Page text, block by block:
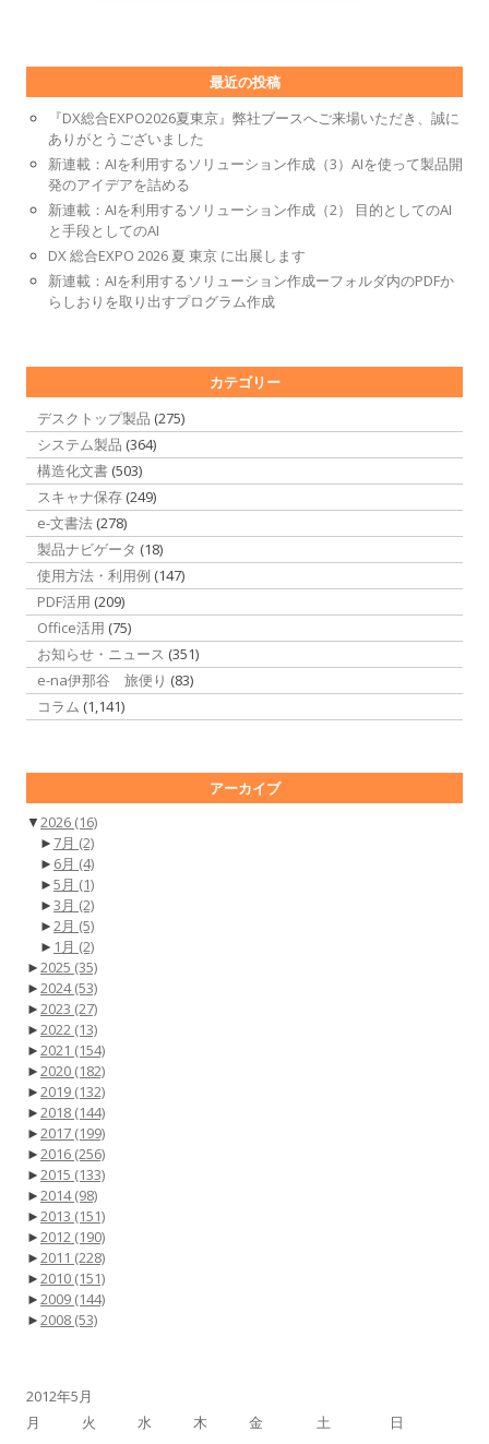
最近の投稿
『DX総合EXPO2026夏東京』弊社ブースへご来場いただき、誠に
ありがとうございました
新連載：AIを利用するソリューション作成（3）AIを使って製品開
発のアイデアを詰める
新連載：AIを利用するソリューション作成（2） 目的としてのAI
と手段としてのAI
DX 総合EXPO 2026 夏 東京 に出展します
新連載：AIを利用するソリューション作成ーフォルダ内のPDFか
らしおりを取り出すプログラム作成
カテゴリー
デスクトップ製品 (275)
システム製品 (364)
構造化文書 (503)
スキャナ保存 (249)
e-文書法 (278)
製品ナビゲータ (18)
使用方法・利用例 (147)
PDF活用 (209)
Office活用 (75)
お知らせ・ニュース (351)
e-na伊那谷 旅便り (83)
コラム (1,141)
アーカイブ
▼2026 (16)
► 7月 (2)
► 6月 (4)
►5月 (1)
►3月 (2)
►2月 (5)
► 1月 (2)
►2025 (35)
►2024(53)
►2023 (27)
►2022 (13)
►2021 (154)
►2020 (182)
►2019 (132)
►2018 (144)
►2017 (199)
►2016 (256)
►2015 (133)
►2014(98)
►2013 (151)
►2012 (190)
►2011 (228)
►2010 (151)
►2009 (144)
►2008 (53)
2012年5月
月
火 水 木 金 土
日